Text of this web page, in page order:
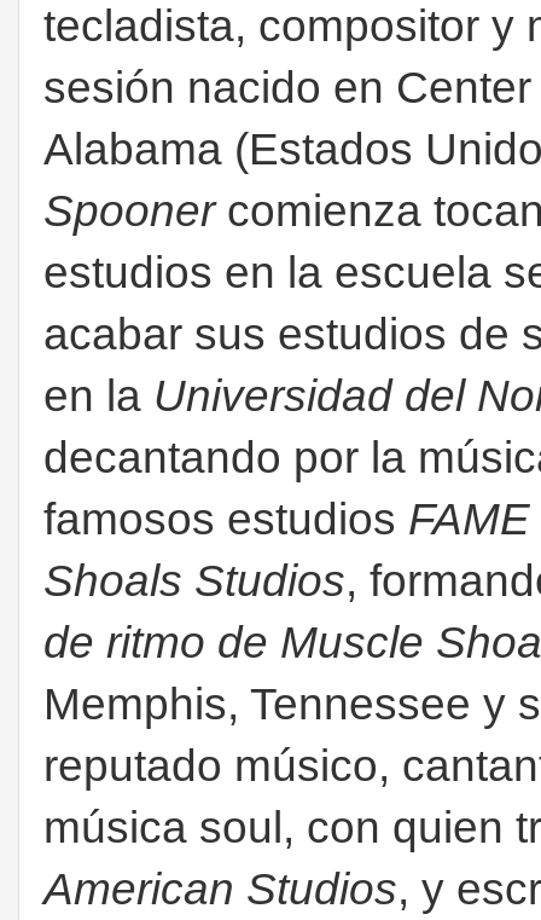
tecladista, compositor y
sesión nacido en Center
Alabama (Estados
Spoonercomienza
estudios en la escuela
acabar sus estudios de
en la Universidad del
decantando por la
famosos estudios FAME
Shoals Studios,
de ritmo de Muscle
Memphis, Tennessee y
reputado músico,
música soul, con quien
American Studios, y